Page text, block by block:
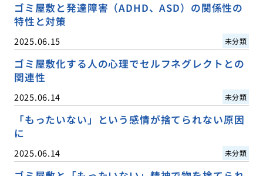
ゴミ屋敷と発達障害（ADHD、ASD）の関係性の
特性と対策
2025.06.15 未分類
ゴミ屋敷化する人の心理でセルフネグレクトとの
関連性
2025.06.14 未分類
「もったいない」という感情が捨てられない原因
に
2025.06.14 未分類